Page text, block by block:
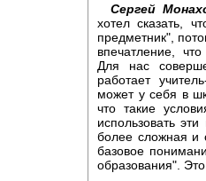
Сергей
хотел сказать,
предметник",
впечатление,
Для нас
работает
может у себя в
что такие
использовать
более сложная и
базовое
образования".